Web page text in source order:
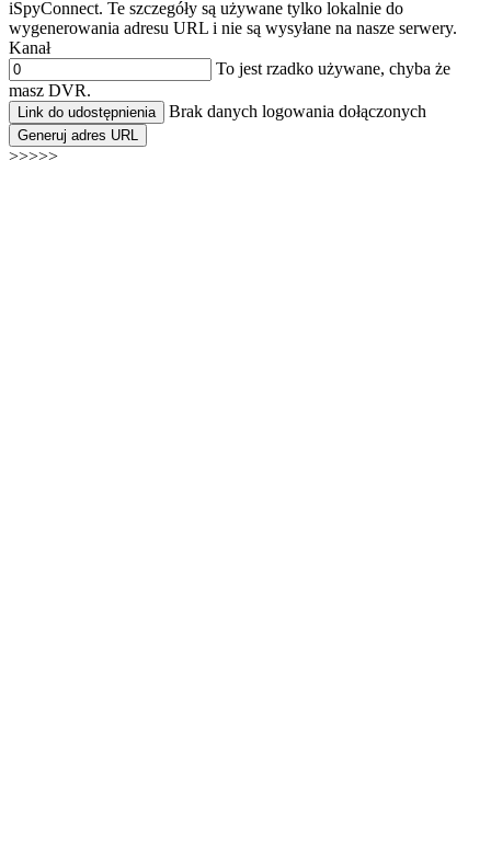
iSpyConnect. Te szczegóły są używane tylko lokalnie do
wygenerowania adresu URL i nie są wysyłane na nasze serwery.
Kanał
To jest rzadko używane, chyba że
masz DVR.
Link do udostępnienia Brak danych logowania dołączonych
Generuj adres URL
>>>>>